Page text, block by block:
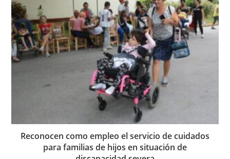
Reconocen como empleo el servicio de cuidados
para familias de hijos en situación de